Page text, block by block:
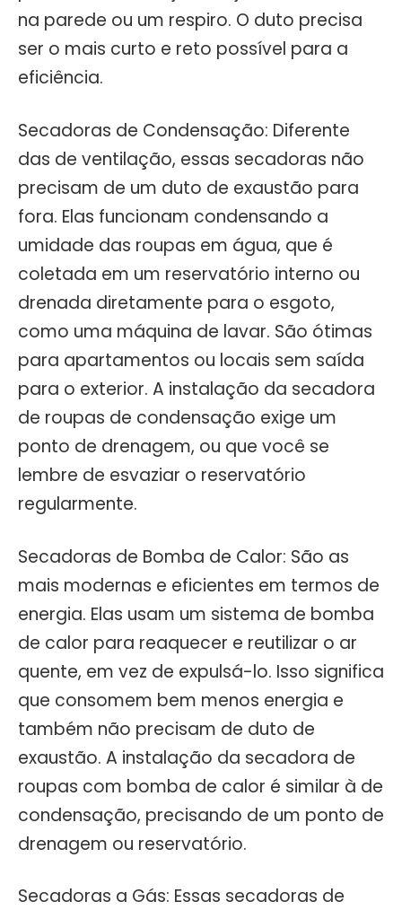
na parede ou um respiro. O duto precisa
ser o mais curto e reto possível para a
eficiência.
Secadoras de Condensação: Diferente
das de ventilação, essas secadoras não
precisam de um duto de exaustão para
fora. Elas funcionam condensando a
umidade das roupas em água, que é
coletada em um reservatório interno ou
drenada diretamente para o esgoto,
como uma máquina de lavar. São ótimas
para apartamentos ou locais sem saída
para o exterior. A instalação da secadora
de roupas de condensação exige um
ponto de drenagem, ou que você se
lembre de esvaziar o reservatório
regularmente.
Secadoras de Bomba de Calor: São as
mais modernas e eficientes em termos de
energia. Elas usam um sistema de bomba
de calor para reaquecer e reutilizar o ar
quente, em vez de expulsá-lo. Isso significa
que consomem bem menos energia e
também não precisam de duto de
exaustão. A instalação da secadora de
roupas com bomba de calor é similar à de
condensação, precisando de um ponto de
drenagem ou reservatório.
Secadoras a Gás: Essas secadoras de